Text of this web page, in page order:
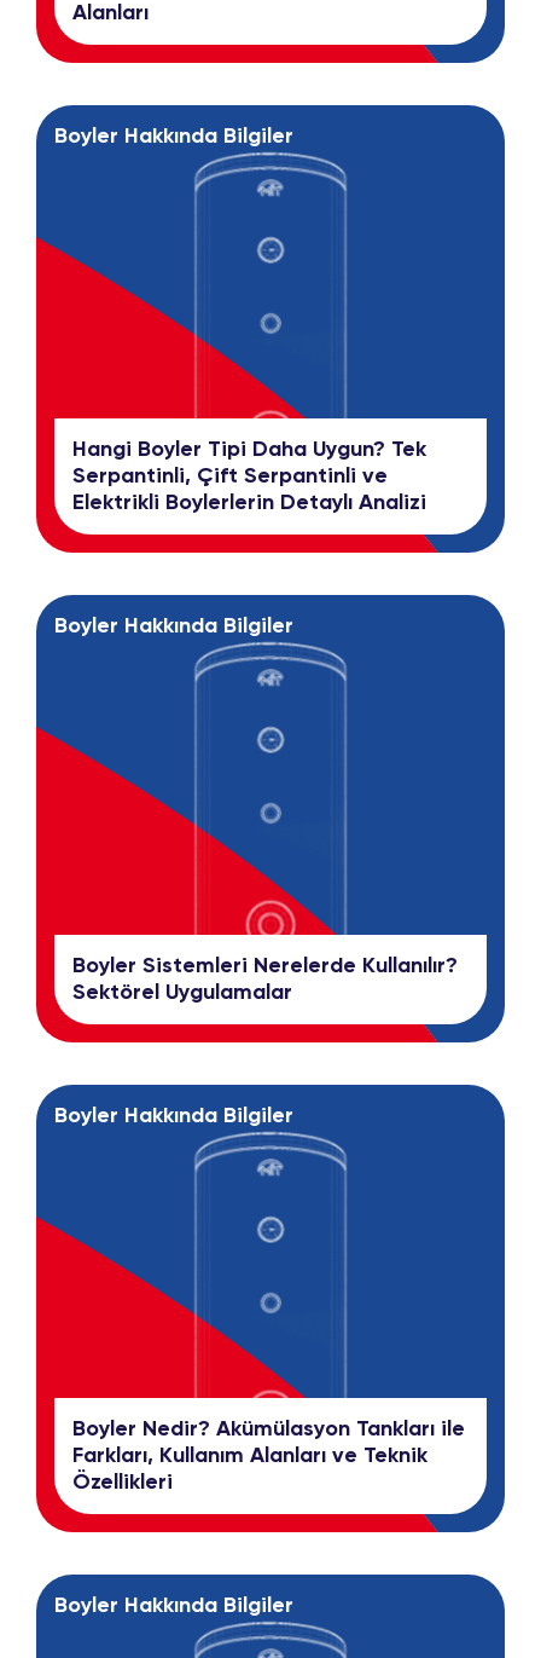
Alanları
Boyler Hakkında Bilgiler
Hangi Boyler Tipi Daha Uygun? Tek
Serpantinli, Çift Serpantinli ve
Elektrikli Boylerlerin Detaylı Analizi
Boyler Hakkında Bilgiler
Boyler Sistemleri Nerelerde Kullanılır?
Sektörel Uygulamalar
Boyler Hakkında Bilgiler
Boyler Nedir? Akümülasyon Tankları ile
Farkları, Kullanım Alanları ve Teknik
Özellikleri
Boyler Hakkında Bilgiler